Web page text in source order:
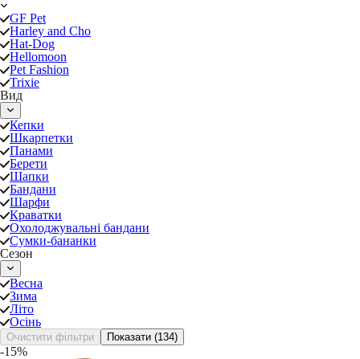
GF Pet
Harley and Cho
Hat-Dog
Hellomoon
Pet Fashion
Trixie
Вид
Кепки
Шкарпетки
Панами
Берети
Шапки
Бандани
Шарфи
Краватки
Охолоджувальні бандани
Сумки-бананки
Сезон
Весна
Зима
Літо
Осінь
Очистити фільтри Показати (134)
-15%